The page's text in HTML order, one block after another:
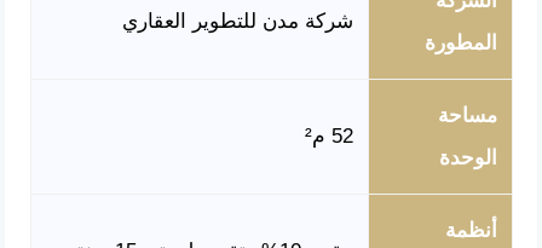
المطورة
شركة مدن للتطوير العقاري
مساحة
الوحدة
52 م²
أنظمة